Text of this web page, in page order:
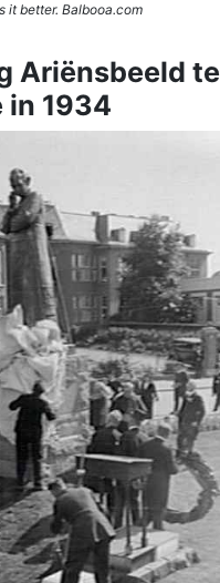
it better. Balbooa.com
Ariënsbeeld te
in 1934